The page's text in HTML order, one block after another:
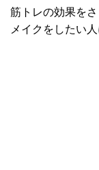
筋トレの効果を
メイクをしたい